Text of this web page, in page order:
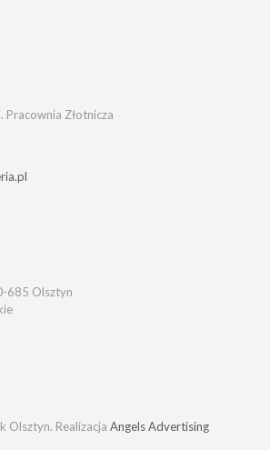
Pracownia Złotnicza
685 Olsztyn
Realizacja Angels Advertising